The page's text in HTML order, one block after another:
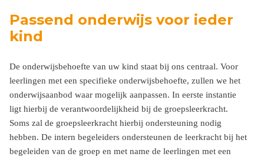
Passend onderwijs voor ieder
kind
De onderwijsbehoefte van uw kind staat bij ons centraal. Voor
leerlingen met een specifieke onderwijsbehoefte, zullen we het
onderwijsaanbod waar mogelijk aanpassen. In eerste instantie
ligt hierbij de verantwoordelijkheid bij de groepsleerkracht.
Soms zal de groepsleerkracht hierbij ondersteuning nodig
hebben. De intern begeleiders ondersteunen de leerkracht bij het
begeleiden van de groep en met name de leerlingen met een